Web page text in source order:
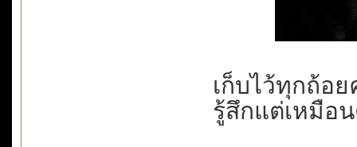
เก็บไว้ทุกถ้อ
รู้สึกแต่เหมือ